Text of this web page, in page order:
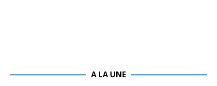
A LA UNE